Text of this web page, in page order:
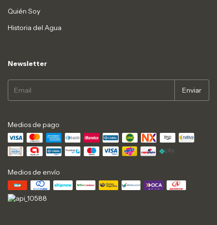
Quién Soy
Historia del Agua
Newsletter
Medios de pago
Medios de envío